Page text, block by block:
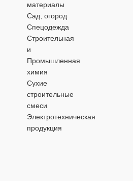
материалы
Сад, огород
Спецодежда
Строительная
и
Промышленная
химия
Сухие
строительные
смеси
Электротехническая
продукция